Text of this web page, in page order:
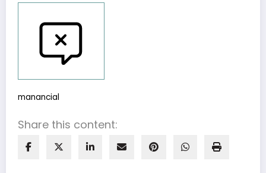
manancial
Share this content: